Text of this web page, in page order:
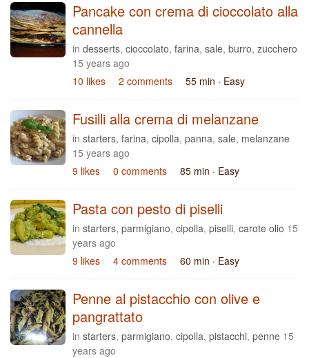
Pancake con crema di cioccolato alla
cannella
in desserts, cioccolato, farina, sale, burro, zucchero
15 years ago
10 likes
2 comments 55 min · Easy
Fusilli alla crema di melanzane
in starters, farina, cipolla, panna, sale, melanzane
15 years ago
9 likes
0 comments 85 min · Easy
Pasta con pesto di piselli
in starters, parmigiano, cipolla, piselli, carote olio 15
years ago
9 likes
4 comments 60 min · Easy
Penne al pistacchio con olive e
pangrattato
in starters, parmigiano, cipolla, pistacchi, penne 15
years ago